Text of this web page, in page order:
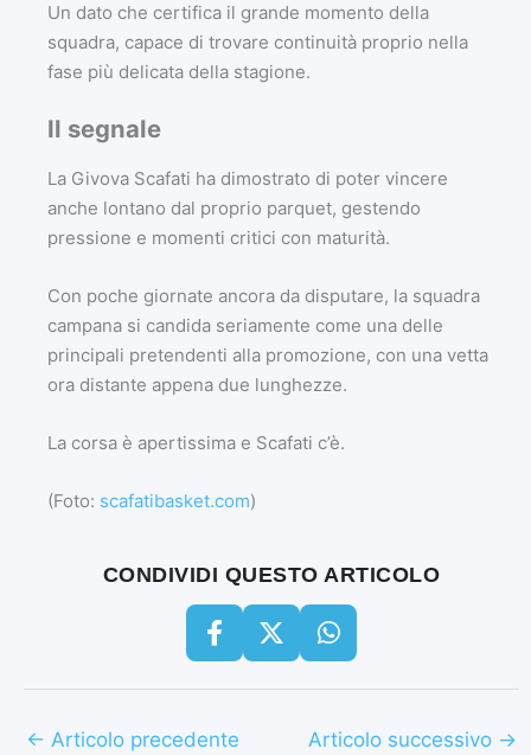
Un dato che certifica il grande momento della
squadra, capace di trovare continuità proprio nella
fase più delicata della stagione.
Il segnale
La Givova Scafati ha dimostrato di poter vincere
anche lontano dal proprio parquet, gestendo
pressione e momenti critici con maturità.
Con poche giornate ancora da disputare, la squadra
campana si candida seriamente come una delle
principali pretendenti alla promozione, con una vetta
ora distante appena due lunghezze.
La corsa è apertissima e Scafati c’è.
(Foto: scafatibasket.com)
CONDIVIDI QUESTO ARTICOLO
← Articolo precedente Articolo successivo →